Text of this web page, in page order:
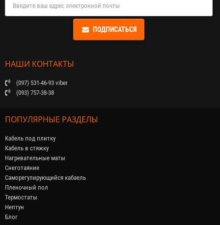
ПОДПИСАТЬСЯ
НАШИ КОНТАКТЫ
(097) 531-46-93 viber
(093) 757-38-38
ПОПУЛЯРНЫЕ РАЗДЕЛЫ
Кабель под плитку
Кабель в стяжку
Нагревательные маты
Снеготаяние
Саморегулирующийся кабaель
Пленочный пол
Термостаты
Нептун
Блог